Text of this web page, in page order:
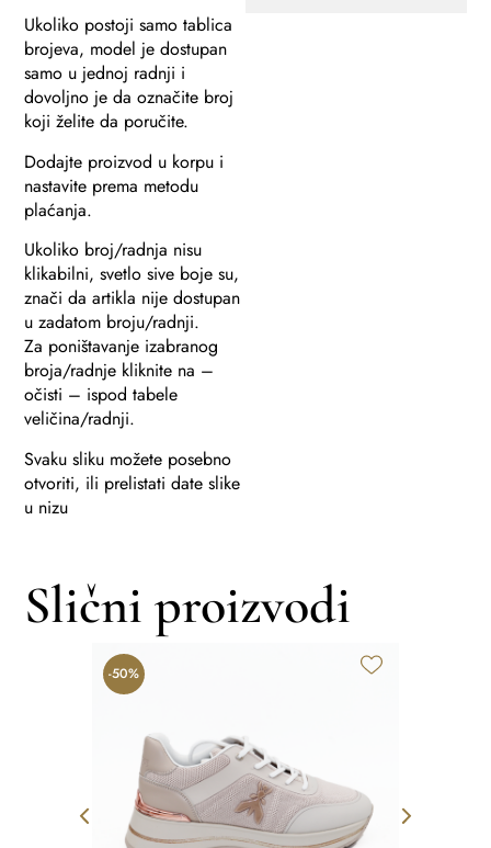
Ukoliko postoji samo tablica
brojeva, model je dostupan
samo u jednoj radnji i
dovoljno je da označite broj
koji želite da poručite.
Dodajte proizvod u korpu i
nastavite prema metodu
plaćanja.
Ukoliko broj/radnja nisu
klikabilni, svetlo sive boje su,
znači da artikla nije dostupan
u zadatom broju/radnji.
Za poništavanje izabranog
broja/radnje kliknite na –
očisti – ispod tabele
veličina/radnji.
Svaku sliku možete posebno
otvoriti, ili prelistati date slike
u nizu
Slični proizvodi
-50%